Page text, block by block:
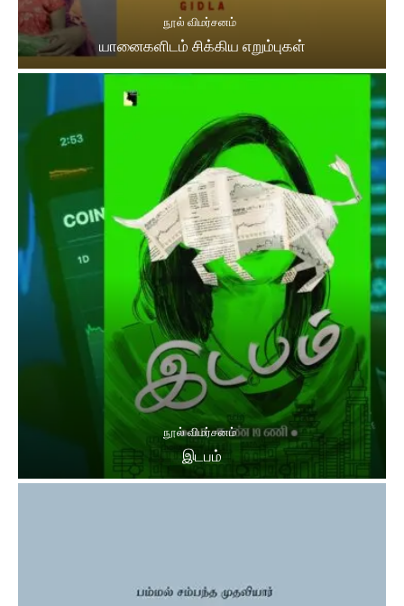
நூல் விமர்சனம்
யானைகளிடம் சிக்கிய எறும்புகள்
நூல் விமர்சனம்
இடபம்